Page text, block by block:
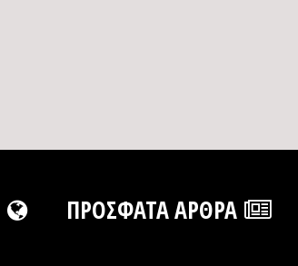
ΠΡΌΣΦΑΤΑ ΆΡΘΡΑ